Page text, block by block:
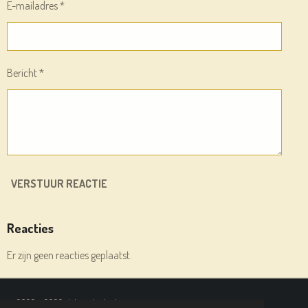
E-mailadres *
Bericht *
VERSTUUR REACTIE
Reacties
Er zijn geen reacties geplaatst.
© 2020 - 2026 deleesplank.nl